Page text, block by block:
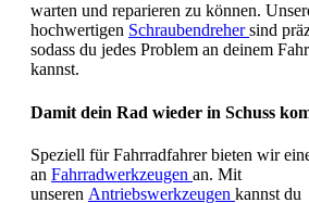
warten und reparieren zu können.
hochwertigen Schraubendrehersind
sodass du jedes Problem an deinem
kannst.
Damit dein Rad wieder in Schuss
Speziell für Fahrradfahrer bieten wir
an Fahrradwerkzeugen an. Mit
unseren Antriebswerkzeugen kannst du